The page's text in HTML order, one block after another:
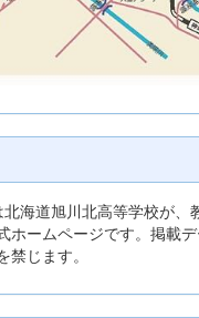
海道旭川北高等学校が、
ホームページです。掲載
じます。